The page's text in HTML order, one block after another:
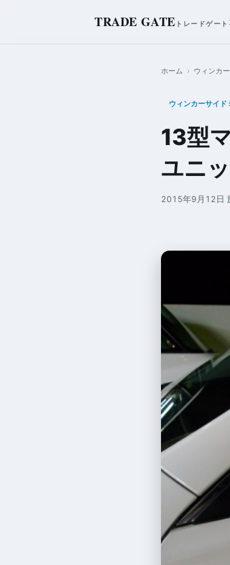
TRADE GATE トレードゲート
ホーム › ウィンカ
ウィンカーサイド
13型
ユニ
2015年9月12日